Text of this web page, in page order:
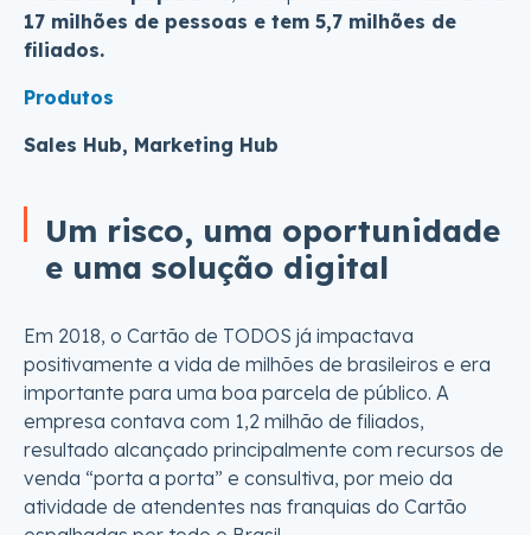
17 milhões de pessoas e tem 5,7 milhões de
filiados.
Produtos
Sales Hub, Marketing Hub
Um risco, uma oportunidade
e uma solução digital
Em 2018, o Cartão de TODOS já impactava
positivamente a vida de milhões de brasileiros e era
importante para uma boa parcela de público. A
empresa contava com 1,2 milhão de filiados,
resultado alcançado principalmente com recursos de
venda “porta a porta” e consultiva, por meio da
atividade de atendentes nas franquias do Cartão